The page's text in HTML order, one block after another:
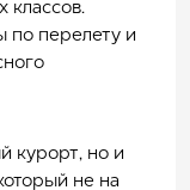
классов.
по перелету и
курорт, но и
не на